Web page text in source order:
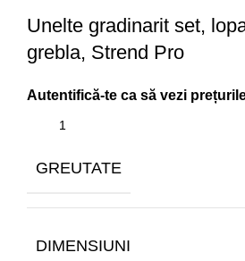
Unelte gradinarit set,
grebla, Strend Pro
GREUTATE
DIMENSIUNI